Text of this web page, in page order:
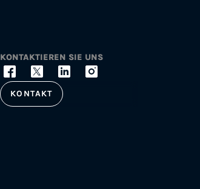
KONTAKTIEREN SIE UNS
KONTAKT